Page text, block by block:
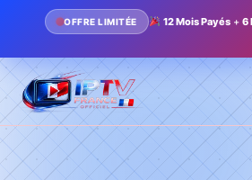
OFFRE LIMITÉE 12 Mois Payés+ 6
Accueil
Mentions Légales